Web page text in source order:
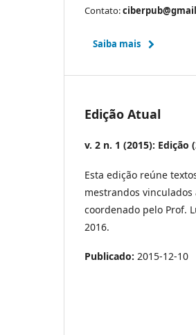
Contato:
Saiba mais
Edição Atual
v. 2 n. 1 (2015): Edição
Esta edição reúne
mestrandos vinculados
coordenado pelo Prof.
2016.
Publicado: 2015-12-10